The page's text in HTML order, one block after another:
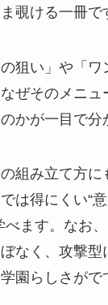
覗ける一冊で
狙い」や「ワ
ぜそのメニュ
かが一目で分
組み立て方に
は得にくい“
べます。なお
なく、攻撃型
園らしさがで